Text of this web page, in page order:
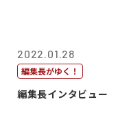
2022.01.28
編集長がゆく！
編集長インタビュー